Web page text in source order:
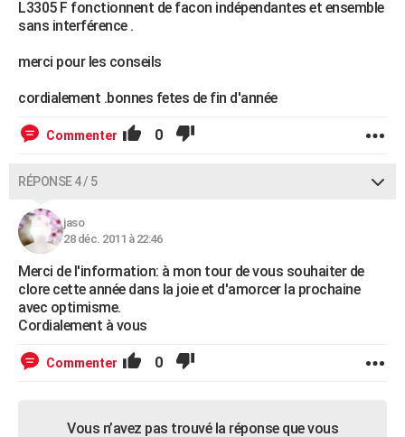
L3305 F fonctionnent de facon indépendantes et ensemble
sans interférence .
merci pour les conseils
cordialement .bonnes fetes de fin d'année
Commenter 0
RÉPONSE 4 / 5
jaso
28 déc. 2011 à 22:46
Merci de l'information: à mon tour de vous souhaiter de
clore cette année dans la joie et d'amorcer la prochaine
avec optimisme.
Cordialement à vous
Commenter 0
Vous n’avez pas trouvé la réponse que vous